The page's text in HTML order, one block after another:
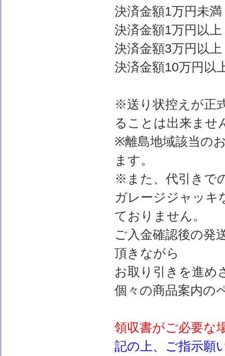
決済金額1万
決済金額1万円以
決済金額3万円以
決済金額10万円以
※送り状控えが正
ることは出来ませ
※離島地域該当の
ます。
※また、代引きで
ガレージジャッキ
ておりません。
ご入金確認後の発
頂きながら
お取り引きを進め
個々の商品案内の
領収書がご必要な
記の上、ご指示願